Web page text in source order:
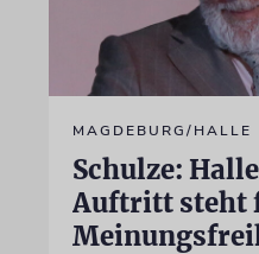
MAGDEBURG/HALLE
Schulze:
Auftritt steht